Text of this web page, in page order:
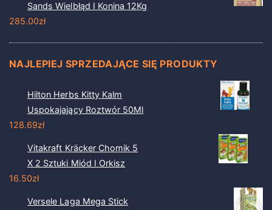
Sands Wielbłąd I Konina 12Kg
285.00zł
NAJLEPIEJ SPRZEDAJĄCE SIĘ PRODUKTY
Hilton Herbs Kitty Kalm
Uspokajający Roztwór 50Ml
128.69zł
Vitakraft Kräcker Chomik 5
X 2 Sztuki Miód I Orkisz
16.50zł
Versele Laga Mega Stick